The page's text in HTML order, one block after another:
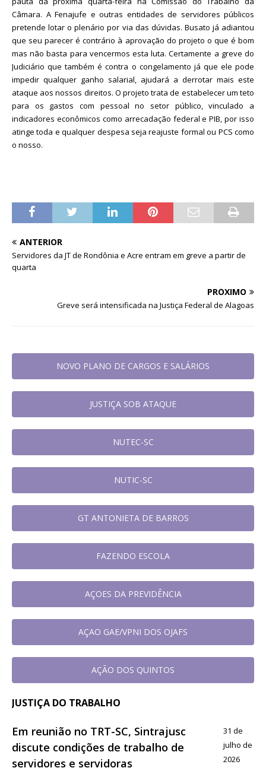
Câmara. A Fenajufe e outras entidades de servidores públicos
pretende lotar o plenário por via das dúvidas. Busato já adiantou
que seu parecer é contrário à aprovação do projeto o que é bom
mas não basta para vencermos esta luta. Certamente a greve do
Judiciário que também é contra o congelamento já que ele pode
impedir qualquer ganho salarial, ajudará a derrotar mais este
ataque aos nossos direitos. O projeto trata de estabelecer um teto
para os gastos com pessoal no setor público, vinculado a
indicadores econômicos como arrecadação federal e PIB, por isso
atinge toda e qualquer despesa seja reajuste formal ou PCS como
o nosso.
ANTERIOR
Servidores da JT de Rondônia e Acre entram em greve a partir de
quarta
PRÓXIMO
Greve será intensificada na Justiça Federal de Alagoas
NOVO PLANO DE CARGOS E SALÁRIOS
JUSTIÇA SOB ATAQUE
NUTEC-SC
NUTIC-SC
GT ANTONIETA DE BARROS
FAZENDO ESCOLA
AÇOES DA PREVIDÊNCIA
AÇAO GAE/VPNI DOS OJAFS
AÇÃO DOS QUINTOS
JUSTIÇA DO TRABALHO
Em reunião no TRT-SC, Sintrajusc
discute condições de trabalho de
servidores e servidoras
31 de
julho de
2026